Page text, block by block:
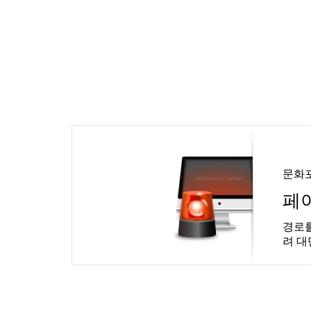
문화
페
경로
려 대